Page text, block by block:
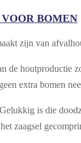
BOMEN
zijn van
de houtproductie
extra bomen
is die
zaagsel